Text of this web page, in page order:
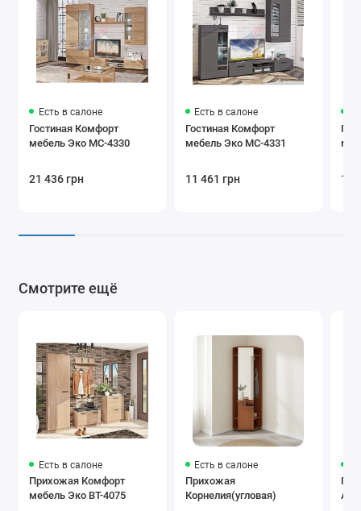
Есть в салоне
Гостиная Комфорт
мебель Эко МС-4330
21 436 грн
Есть в салоне
Гостиная Комфорт
мебель Эко МС-4331
11 461 грн 11
Смотрите ещё
Есть в салоне
Прихожая Комфорт
мебель Эко ВТ-4075
Есть в салоне
Прихожая
Корнелия(угловая)